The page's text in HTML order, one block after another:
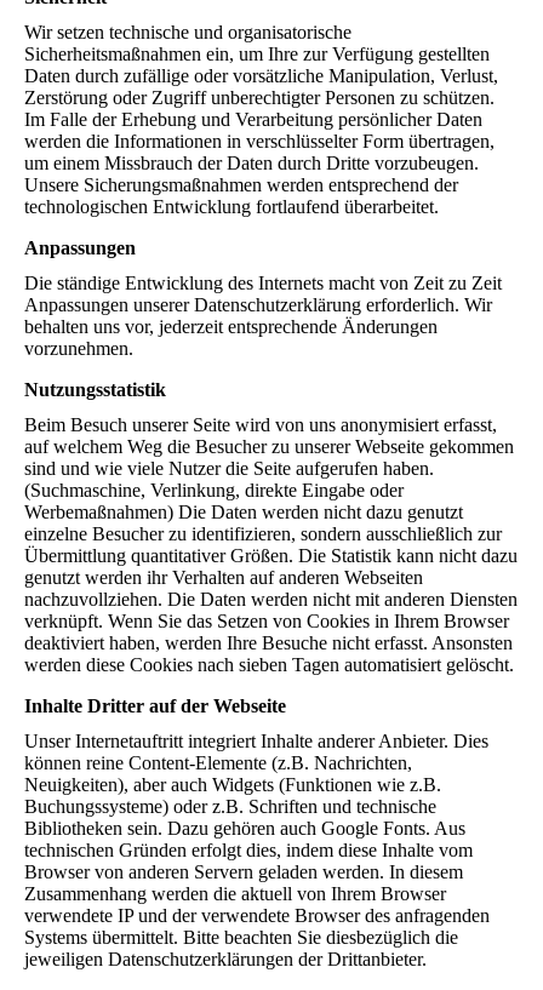
Wir setzen technische und organisatorische
Sicherheitsmaßnahmen ein, um Ihre zur Verfügung gestellten
Daten durch zufällige oder vorsätzliche Manipulation, Verlust,
Zerstörung oder Zugriff unberechtigter Personen zu schützen.
Im Falle der Erhebung und Verarbeitung persönlicher Daten
werden die Informationen in verschlüsselter Form übertragen,
um einem Missbrauch der Daten durch Dritte vorzubeugen.
Unsere Sicherungsmaßnahmen werden entsprechend der
technologischen Entwicklung fortlaufend überarbeitet.
Anpassungen
Die ständige Entwicklung des Internets macht von Zeit zu Zeit
Anpassungen unserer Datenschutzerklärung erforderlich. Wir
behalten uns vor, jederzeit entsprechende Änderungen
vorzunehmen.
Nutzungsstatistik
Beim Besuch unserer Seite wird von uns anonymisiert erfasst,
auf welchem Weg die Besucher zu unserer Webseite gekommen
sind und wie viele Nutzer die Seite aufgerufen haben.
(Suchmaschine, Verlinkung, direkte Eingabe oder
Werbemaßnahmen) Die Daten werden nicht dazu genutzt
einzelne Besucher zu identifizieren, sondern ausschließlich zur
Übermittlung quantitativer Größen. Die Statistik kann nicht dazu
genutzt werden ihr Verhalten auf anderen Webseiten
nachzuvollziehen. Die Daten werden nicht mit anderen Diensten
verknüpft. Wenn Sie das Setzen von Cookies in Ihrem Browser
deaktiviert haben, werden Ihre Besuche nicht erfasst. Ansonsten
werden diese Cookies nach sieben Tagen automatisiert gelöscht.
Inhalte Dritter auf der Webseite
Unser Internetauftritt integriert Inhalte anderer Anbieter. Dies
können reine Content-Elemente (z.B. Nachrichten,
Neuigkeiten), aber auch Widgets (Funktionen wie z.B.
Buchungssysteme) oder z.B. Schriften und technische
Bibliotheken sein. Dazu gehören auch Google Fonts. Aus
technischen Gründen erfolgt dies, indem diese Inhalte vom
Browser von anderen Servern geladen werden. In diesem
Zusammenhang werden die aktuell von Ihrem Browser
verwendete IP und der verwendete Browser des anfragenden
Systems übermittelt. Bitte beachten Sie diesbezüglich die
jeweiligen Datenschutzerklärungen der Drittanbieter.